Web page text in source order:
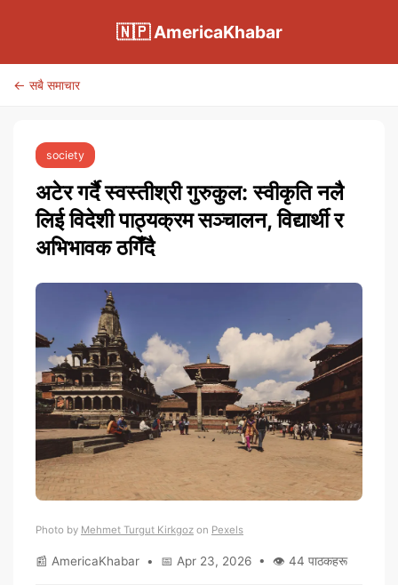
🇳🇵 AmericaKhabar
← सबै समाचार
society
अटेर गर्दै स्वस्तीश्री गुरुकुल: स्वीकृति नलै
लिई विदेशी पाठ्यक्रम सञ्चालन, विद्यार्थी र
अभिभावक ठगिँदै
Photo by Mehmet Turgut Kirkgoz on Pexels
📰 AmericaKhabar • 📅 Apr 23, 2026 • 👁 44 पाठकहरू